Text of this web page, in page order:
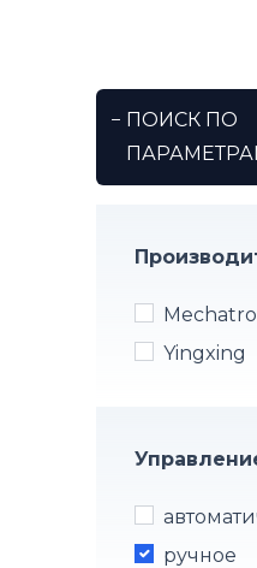
− ПОИСК ПО
Yingxing
ручное